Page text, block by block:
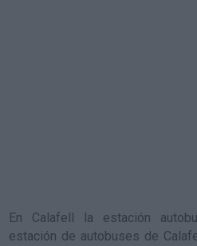
En Calafell la estación
estación de autobuses de